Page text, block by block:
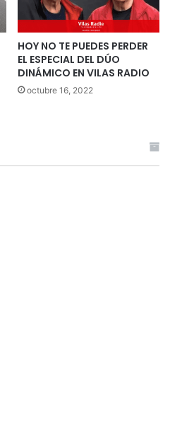
HOY NO TE PUEDES PERDER
EL ESPECIAL DEL DÚO
DINÁMICO EN VILAS RADIO
octubre 16, 2022